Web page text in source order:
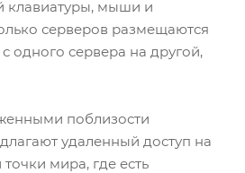
клавиатуры, мыши и
серверов размещаются
одного сервера на другой,
поблизости
удаленный доступ на
мира, где есть